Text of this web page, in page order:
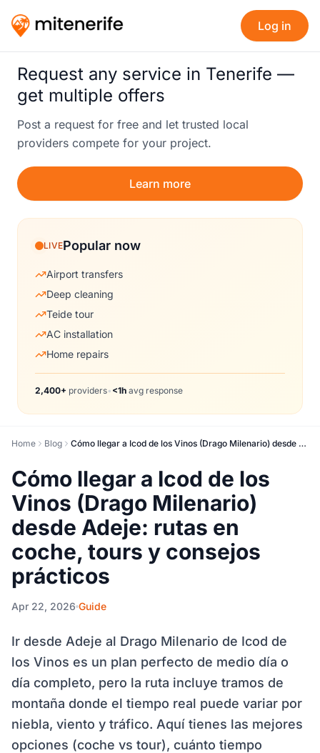
Log in
Request any service in Tenerife —
get multiple offers
Post a request for free and let trusted local
providers compete for your project.
Learn more
LIVEPopular now
Airport transfers
Deep cleaning
Teide tour
AC installation
Home repairs
2,400+ providers• <1h avg response
Home Blog Cómo llegar a Icod de los Vinos (Drago Milenario) desde Adeje: rutas en coche, tours y consejos prácticos
Cómo llegar a Icod de los
Vinos (Drago Milenario)
desde Adeje: rutas en
coche, tours y consejos
prácticos
Apr 22, 2026 Guide
Ir desde Adeje al Drago Milenario de Icod de
los Vinos es un plan perfecto de medio día o
día completo, pero la ruta incluye tramos de
montaña donde el tiempo real puede variar por
niebla, viento y tráfico. Aquí tienes las mejores
opciones (coche vs tour), cuánto tiempo